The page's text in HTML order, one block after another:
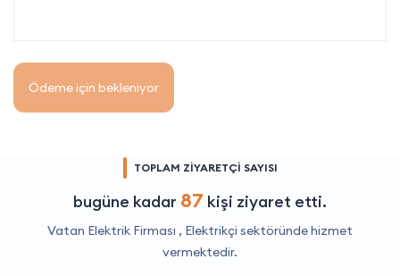
Ödeme için bekleniyor
TOPLAM ZİYARETÇİ SAYISI
bugüne kadar 87 kişi ziyaret etti.
Vatan Elektrik Firması , Elektrikçi sektöründe hizmet
vermektedir.